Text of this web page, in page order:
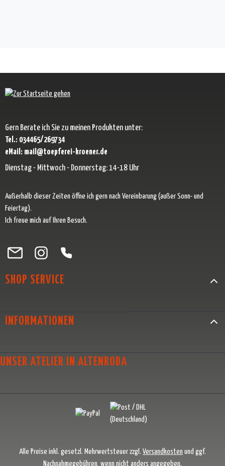
Gern Berate ich Sie zu meinen Produkten unter:
Tel.: 034465/269734
eMail: mail@toepferei-kroener.de
Dienstag - Mittwoch - Donnerstag: 14-18 Uhr
Außerhalb dieser Zeiten öffne ich gern nach Vereinbarung (außer Sonn- und
Feiertag).
Ich freue mich auf Ihren Besuch.
Besuche uns auf Facebook – öffnet in neuem Tab (externer Link)
Schau auf Instagram vorbei – öffnet in neuem Tab (externer Link)
Lass dich auf Pinterest inspirieren – öffnet in neuem Tab
Folge uns auf X – öffnet in neuem Tab (externer Link)
SHOP SERVICE
INFORMATIONEN
UNSER ATELIER IN ALTENRODA
Alle Preise inkl. gesetzl. Mehrwertsteuer zzgl. Versandkosten und ggf.
Nachnahmegebühren, wenn nicht anders angegeben.